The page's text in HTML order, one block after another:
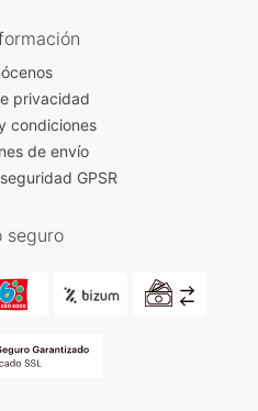
privacidad
condiciones
de envío
GPSR
seguro